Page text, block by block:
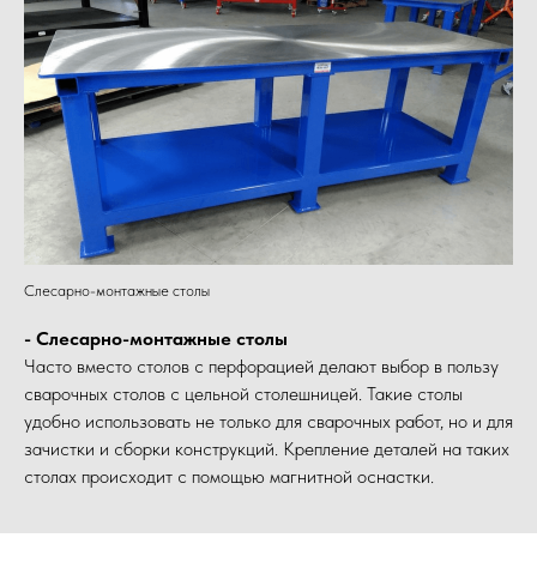
Слесарно-монтажные столы
- Слесарно-монтажные столы
Часто вместо столов с перфорацией делают выбор в пользу
сварочных столов с цельной столешницей. Такие столы
удобно использовать не только для сварочных работ, но и для
зачистки и сборки конструкций. Крепление деталей на таких
столах происходит с помощью магнитной оснастки.